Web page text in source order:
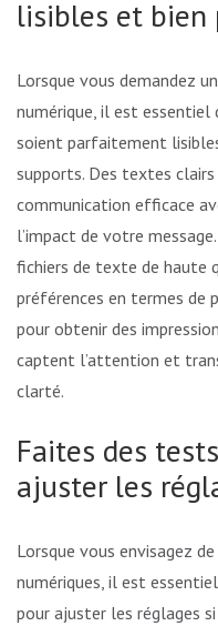
lisibles et bien
Lorsque vous demandez
numérique, il est
soient parfaitement
supports. Des textes
communication efficace
l’impact de votre
fichiers de texte de haute
préférences en termes de
pour obtenir des
captent l’attention et
clarté.
Faites des
ajuster les
Lorsque vous envisagez
numériques, il est
pour ajuster les réglages si